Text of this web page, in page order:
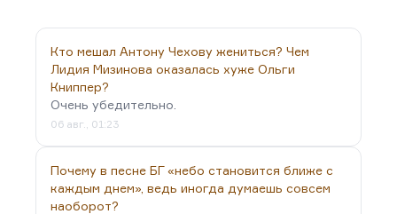
контракт. На практике эта разовая помощь
обернется глобальной…
Кто мешал Антону Чехову жениться? Чем
Лидия Мизинова оказалась хуже Ольги
Книппер?
Очень убедительно.
06 авг., 01:23
Почему в песне БГ «небо становится ближе с
каждым днем», ведь иногда думаешь совсем
наоборот?